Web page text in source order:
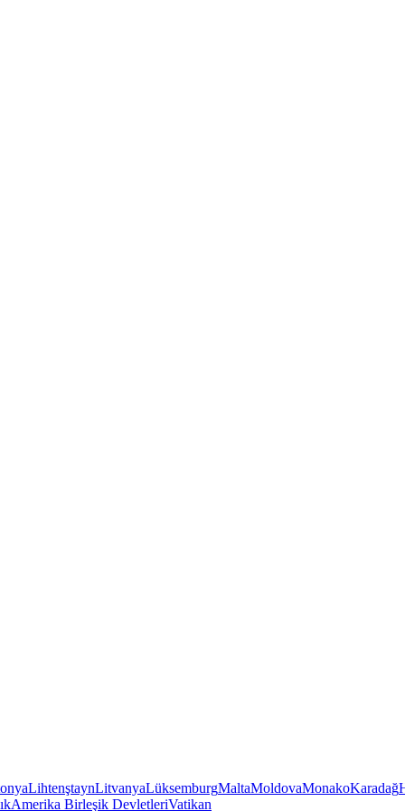
LihtenştaynLitvanyaLüksemburgMaltaMoldovaMonakoKaradağ
Amerika Birleşik DevletleriVatikan